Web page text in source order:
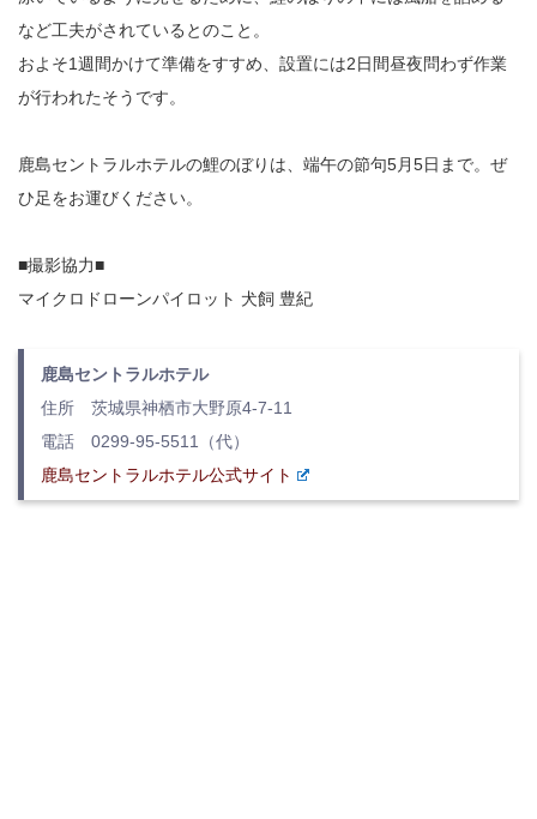
など工夫がされているとのこと。
およそ1週間かけて準備をすすめ、設置には2日間昼夜問わず作業
が行われたそうです。
鹿島セントラルホテルの鯉のぼりは、端午の節句5月5日まで。ぜ
ひ足をお運びください。
■撮影協力■
マイクロドローンパイロット 犬飼 豊紀
鹿島セントラルホテル
住所 茨城県神栖市大野原4-7-11
電話 0299-95-5511（代）
鹿島セントラルホテル公式サイト